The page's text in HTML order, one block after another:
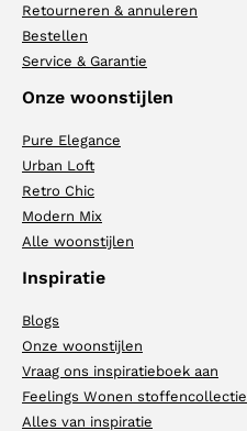
Retourneren & annuleren
Bestellen
Service & Garantie
Onze woonstijlen
Pure Elegance
Urban Loft
Retro Chic
Modern Mix
Alle woonstijlen
Inspiratie
Blogs
Onze woonstijlen
Vraag ons inspiratieboek aan
Feelings Wonen stoffencollectie
Alles van inspiratie